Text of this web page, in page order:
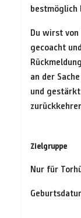
bestmöglich
Du wirst
gecoacht
an der
und
Zielgruppe
Nur für